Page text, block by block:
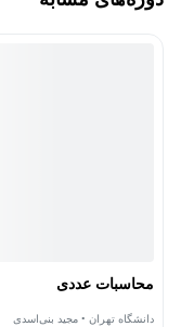
محاسبات عددی
دانشگاه تهران • مجید بنی‌اسدی